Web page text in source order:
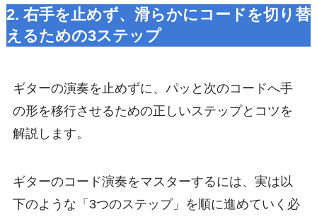
2. 右手を止めず、滑らかにコードを切り替
えるための3ステップ
ギターの演奏を止めずに、パッと次のコードへ手
の形を移行させるための正しいステップとコツを
解説します。
ギターのコード演奏をマスターするには、実は以
下のような「3つのステップ」を順に進めていく必